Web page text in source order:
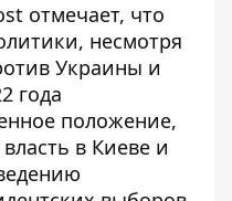
отмечает, что
несмотря
Украины и
года
положение,
в Киеве и